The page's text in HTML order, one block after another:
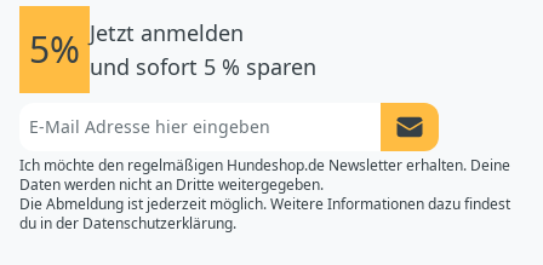
5% Jetzt anmelden
und sofort 5 % sparen
Newsletter
Ich möchte den regelmäßigen Hundeshop.de Newsletter erhalten. Deine
Daten werden nicht an Dritte weitergegeben.
Die Abmeldung ist jederzeit möglich. Weitere Informationen dazu findest
du in der Datenschutzerklärung.